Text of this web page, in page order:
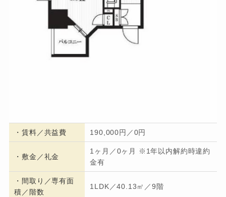
・賃料／共益費 190,000円／0円
・ 敷金／礼金
1ヶ月／0ヶ月 ※1年以内解約時違約
金有
・間取り／専有面
積／階数
1LDK／40.13㎡／9階